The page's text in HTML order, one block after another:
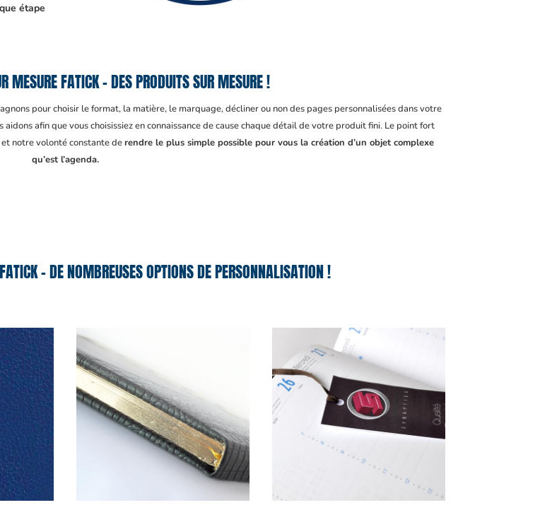
étape
MESURE FATICK – DES PRODUITS SUR MESURE !
pour choisir le format, la matière, le marquage, décliner ou non des pages personnalisées dans votre
afin que vous choisissiez en connaissance de cause chaque détail de votre produit fini. Le point fort
notre volonté constante derendre le plus simple possible pour vous la création d’un objet complexe
qu’est l’agenda.
– DE NOMBREUSES OPTIONS DE PERSONNALISATION !